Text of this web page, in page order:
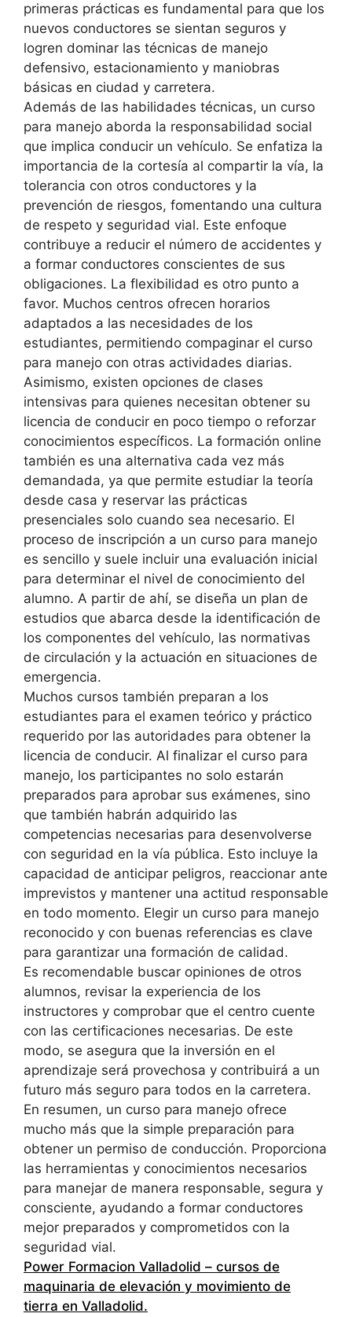
primeras prácticas es fundamental para que los
nuevos conductores se sientan seguros y
logren dominar las técnicas de manejo
defensivo, estacionamiento y maniobras
básicas en ciudad y carretera.
Además de las habilidades técnicas, un curso
para manejo aborda la responsabilidad social
que implica conducir un vehículo. Se enfatiza la
importancia de la cortesía al compartir la vía, la
tolerancia con otros conductores y la
prevención de riesgos, fomentando una cultura
de respeto y seguridad vial. Este enfoque
contribuye a reducir el número de accidentes y
a formar conductores conscientes de sus
obligaciones. La flexibilidad es otro punto a
favor. Muchos centros ofrecen horarios
adaptados a las necesidades de los
estudiantes, permitiendo compaginar el curso
para manejo con otras actividades diarias.
Asimismo, existen opciones de clases
intensivas para quienes necesitan obtener su
licencia de conducir en poco tiempo o reforzar
conocimientos específicos. La formación online
también es una alternativa cada vez más
demandada, ya que permite estudiar la teoría
desde casa y reservar las prácticas
presenciales solo cuando sea necesario. El
proceso de inscripción a un curso para manejo
es sencillo y suele incluir una evaluación inicial
para determinar el nivel de conocimiento del
alumno. A partir de ahí, se diseña un plan de
estudios que abarca desde la identificación de
los componentes del vehículo, las normativas
de circulación y la actuación en situaciones de
emergencia.
Muchos cursos también preparan a los
estudiantes para el examen teórico y práctico
requerido por las autoridades para obtener la
licencia de conducir. Al finalizar el curso para
manejo, los participantes no solo estarán
preparados para aprobar sus exámenes, sino
que también habrán adquirido las
competencias necesarias para desenvolverse
con seguridad en la vía pública. Esto incluye la
capacidad de anticipar peligros, reaccionar ante
imprevistos y mantener una actitud responsable
en todo momento. Elegir un curso para manejo
reconocido y con buenas referencias es clave
para garantizar una formación de calidad.
Es recomendable buscar opiniones de otros
alumnos, revisar la experiencia de los
instructores y comprobar que el centro cuente
con las certificaciones necesarias. De este
modo, se asegura que la inversión en el
aprendizaje será provechosa y contribuirá a un
futuro más seguro para todos en la carretera.
En resumen, un curso para manejo ofrece
mucho más que la simple preparación para
obtener un permiso de conducción. Proporciona
las herramientas y conocimientos necesarios
para manejar de manera responsable, segura y
consciente, ayudando a formar conductores
mejor preparados y comprometidos con la
seguridad vial.
Power Formacion Valladolid – cursos de
maquinaria de elevación y movimiento de
tierra en Valladolid.